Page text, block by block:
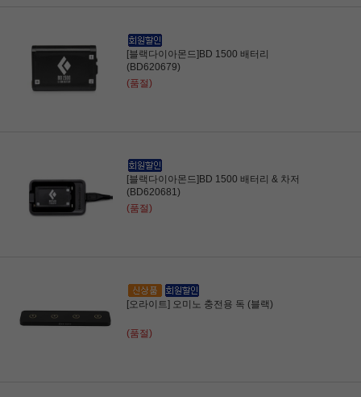
[블랙다이아몬드]BD 1500 배터리
(BD620679)
(품절)
[블랙다이아몬드]BD 1500 배터리 & 차저
(BD620681)
(품절)
[오라이트] 오미노 충전용 독 (블랙)
(품절)